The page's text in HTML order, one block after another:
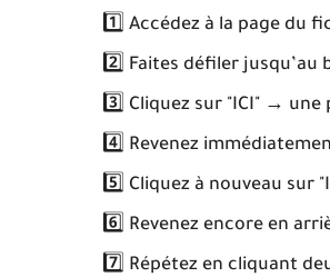
1️⃣ Accédez à la page du
2️⃣ Faites défiler jusqu’au
3️⃣ Cliquez sur "ICI" → une
4️⃣ Revenez
5️⃣ Cliquez à nouveau
6️⃣ Revenez encore en
7️⃣ Répétez en cliquant